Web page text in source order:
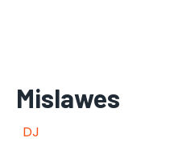
Mislawes
DJ